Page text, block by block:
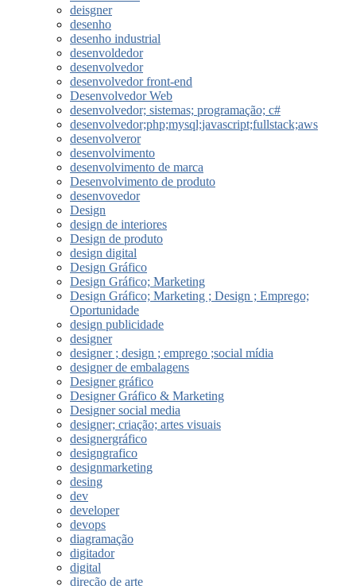
deisgner
desenho
desenho industrial
desenvoldedor
desenvolvedor
desenvolvedor front-end
Desenvolvedor Web
desenvolvedor; sistemas; programação; c#
desenvolvedor;php;mysql;javascript;fullstack;aws
desenvolveror
desenvolvimento
desenvolvimento de marca
Desenvolvimento de produto
desenvovedor
Design
design de interiores
Design de produto
design digital
Design Gráfico
Design Gráfico; Marketing
Design Gráfico; Marketing ; Design ; Emprego;
Oportunidade
design publicidade
designer
designer ; design ; emprego ;social mídia
designer de embalagens
Designer gráfico
Designer Gráfico & Marketing
Designer social media
designer; criação; artes visuais
designergráfico
designgrafico
designmarketing
desing
dev
developer
devops
diagramação
digitador
digital
direção de arte